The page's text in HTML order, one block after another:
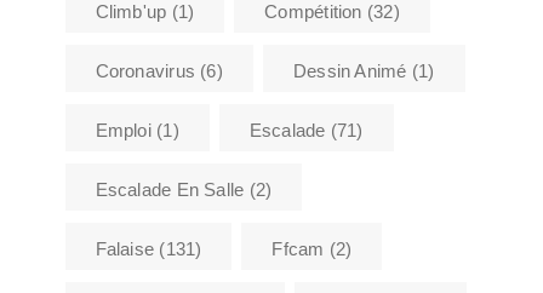
Climb'up (1) Compétition (32)
Coronavirus (6) Dessin Animé (1)
Emploi(1) Escalade (71)
Escalade En Salle (2)
Falaise (131) Ffcam (2)